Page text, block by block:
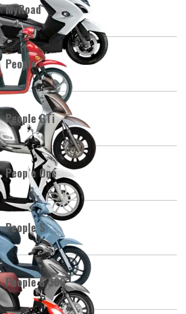
MyRoad
People
People GTi
People One
People S
People S 300